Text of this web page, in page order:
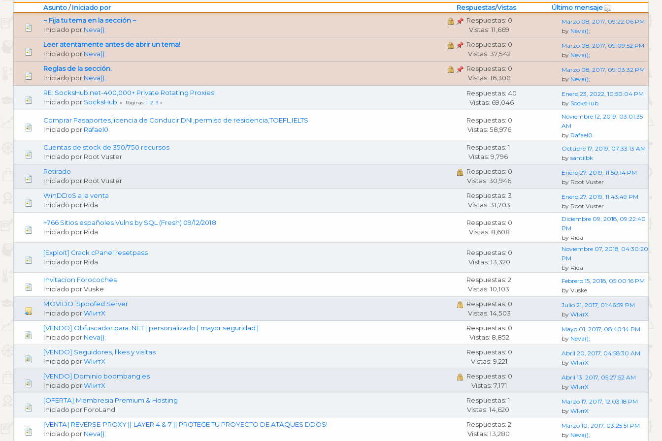
Asunto/Iniciado por Respuestas/Vistas
Último mensaje
~ Fija tu tema en la sección ~
Iniciado por Neva();
Respuestas: 0
Vistas: 11,669
Marzo 08, 2017, 09:22:06 PM
by Neva();
Leer atentamente antes de abrir un tema!
Iniciado por Neva();
Respuestas: 0
Vistas: 37,542
Marzo 08, 2017, 09:09:52 PM
by Neva();
Reglas de la sección.
Iniciado por Neva();
Respuestas: 0
Vistas: 16,300
Marzo 08, 2017, 09:03:32 PM
by Neva();
RE: SocksHub.net-400,000+ Private Rotating Proxies
Iniciado por SocksHub Páginas 1 2 3
Respuestas: 40
Vistas: 69,046
Enero 23, 2022, 10:50:04 PM
by SocksHub
Comprar Pasaportes,licencia de Conducir,DNI,permiso de residencia,TOEFL,IELTS
Iniciado por Rafael0
Respuestas: 0
Vistas: 58,976
Noviembre 12, 2019, 03:01:35
AM
by Rafael0
Cuentas de stock de 350/750 recursos
Iniciado por Root Vuster
Respuestas: 1
Vistas: 9,796
Octubre 17, 2019, 07:33:13 AM
by santiibk
Retirado
Iniciado por Root Vuster
Respuestas: 0
Vistas: 30,946
Enero 27, 2019, 11:50:14 PM
by Root Vuster
WinDDoS a la venta
Iniciado por Rida
Respuestas: 3
Vistas: 31,703
Enero 27, 2019, 11:43:49 PM
by Root Vuster
+766 Sitios españoles Vulns by SQL (Fresh) 09/12/2018
Iniciado por Rida
Respuestas: 0
Vistas: 8,608
Diciembre 09, 2018, 09:22:40
PM
by Rida
[Exploit] Crack cPanel resetpass
Iniciado por Rida
Respuestas: 0
Vistas: 13,320
Noviembre 07, 2018, 04:30:20
PM
by Rida
Invitacion Forocoches
Iniciado por Vuske
Respuestas: 2
Vistas: 10,103
Febrero 15, 2018, 05:00:16 PM
by Vuske
MOVIDO: Spoofed Server
Iniciado porWIитX
Respuestas: 0
Vistas: 14,503
Julio 21, 2017, 01:46:59 PM
by WIитX
[VENDO] Obfuscador para .NET | personalizado | mayor seguridad |
Iniciado por Neva();
Respuestas: 0
Vistas: 8,852
Mayo 01, 2017, 08:40:14 PM
by Neva();
[VENDO] Seguidores, likes y visitas
Iniciado porWIитX
Respuestas: 0
Vistas: 9,221
Abril 20, 2017, 04:58:30 AM
by WIитX
[VENDO] Dominio boombang.es
Iniciado porWIитX
Respuestas: 0
Vistas: 7,171
Abril 13, 2017, 05:27:52 AM
by WIитX
[OFERTA] Membresia Premium & Hosting
Iniciado por ForoLand
Respuestas: 1
Vistas: 14,620
Marzo 17, 2017, 12:03:18 PM
by WIитX
[VENTA] REVERSE-PROXY || LAYER 4 & 7 || PROTEGE TU PROYECTO DE ATAQUES DDOS!
Iniciado por Neva();
Respuestas: 2
Vistas: 13,280
Marzo 10, 2017, 03:25:51 PM
by Neva();